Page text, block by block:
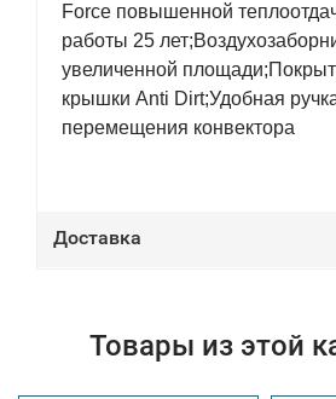
Force повышенной
работы 25
увеличенной
крышки Anti Dirt;Удобная
перемещения конвектора
Доставка
Товары из этой